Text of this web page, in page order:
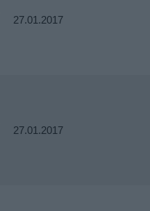
27.01.2017
27.01.2017